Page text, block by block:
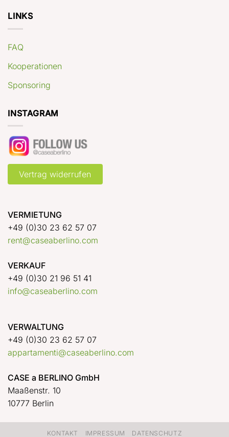
LINKS
FAQ
Kooperationen
Sponsoring
INSTAGRAM
Vertrag widerrufen
VERMIETUNG
+49 (0)30 23 62 57 07
rent@caseaberlino.com
VERKAUF
+49 (0)30 21 96 51 41
info@caseaberlino.com
VERWALTUNG
+49 (0)30 23 62 57 07
appartamenti@caseaberlino.com
CASE a BERLINO GmbH
Maaßenstr. 10
10777 Berlin
KONTAKT IMPRESSUM DATENSCHUTZ